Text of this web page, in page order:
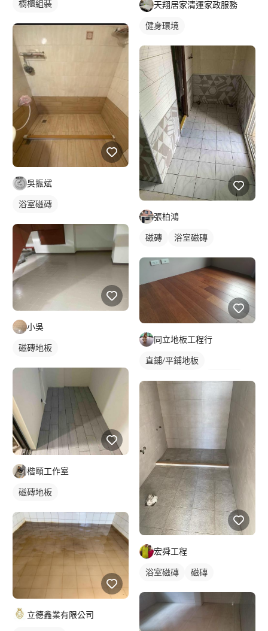
櫥櫃組裝
吳振斌
浴室磁磚
小吳
磁磚地板
楷頤工作室
磁磚地板
立德鑫業有限公司
天翔居家清運家政服務
健身環境
張柏鴻
磁磚 浴室磁磚
同立地板工程行
直鋪/平鋪地板
宏舜工程
浴室磁磚 磁磚